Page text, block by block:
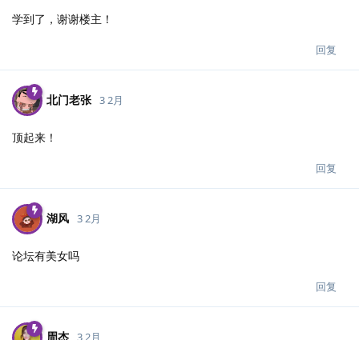
学到了，谢谢楼主！
回复
北门老张 3 2月
顶起来！
回复
湖风 3 2月
论坛有美女吗
回复
周杰 3 2月